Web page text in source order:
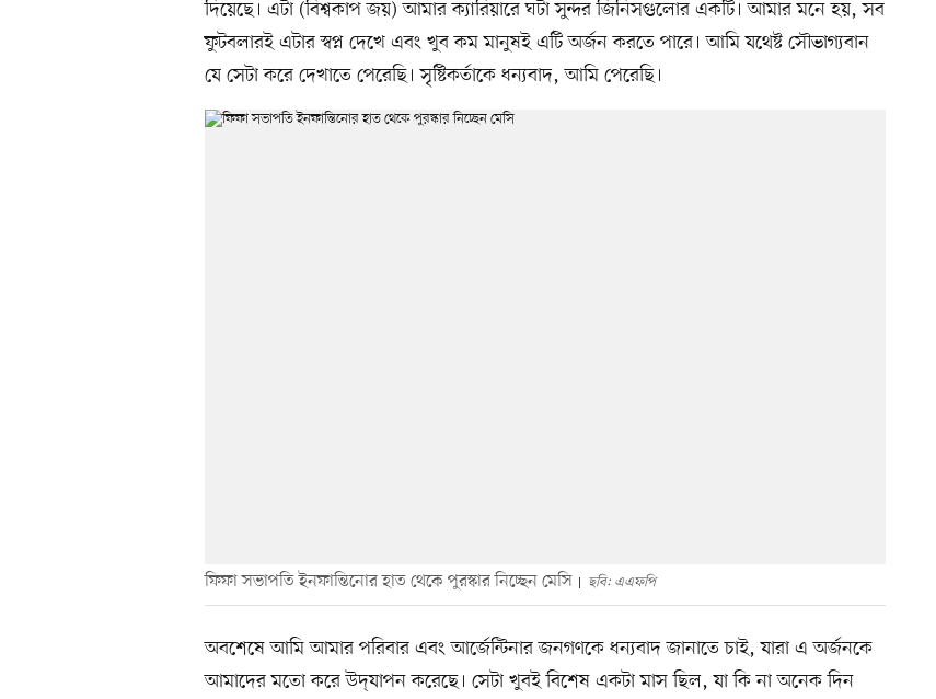
দিয়েছে। এটা (বিশ্বকাপ জয়) আমার ক্যারিয়ারে ঘটা সুন্দর জিনিসগুলোর একটি। আমার মনে হয়, সব
ফুটবলারই এটার স্বপ্ন দেখে এবং খুব কম মানুষই এটি অর্জন করতে পারে। আমি যথেষ্ট সৌভাগ্যবান
যে সেটা করে দেখাতে পেরেছি। সৃষ্টিকর্তাকে ধন্যবাদ, আমি পেরেছি।
ফিফা সভাপতি ইনফান্তিনোর হাত থেকে পুরস্কার নিচ্ছেন মেসি ছবি: এএফপি
অবশেষে আমি আমার পরিবার এবং আর্জেন্টিনার জনগণকে ধন্যবাদ জানাতে চাই, যারা এ অর্জনকে
আমাদের মতো করে উদ্‌যাপন করেছে। সেটা খুবই বিশেষ একটা মাস ছিল, যা কি না অনেক দিন